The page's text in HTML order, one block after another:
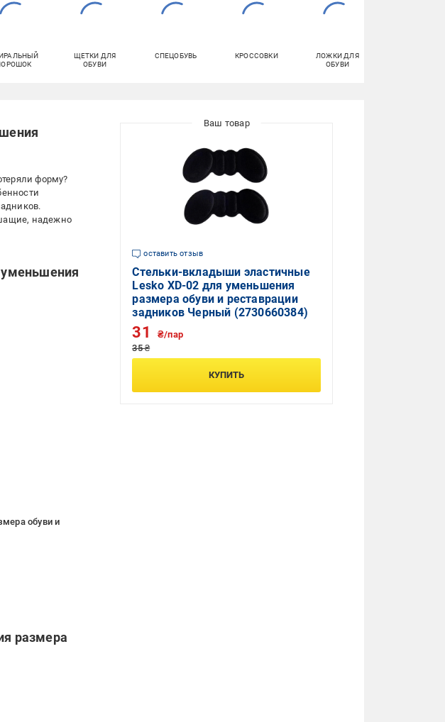
ЩЕТКИ ДЛЯ
ОБУВИ
СПЕЦОБУВЬ КРОССОВКИ
ЛОЖКИ ДЛЯ
ОБУВИ
форму?
надежно
уменьшения
обуви и
размера
оставить отзыв
Стельки-вкладыши эластичные
Lesko XD-02 для уменьшения
размера обуви и реставрации
задников Черный (2730660384)
35 ₴
31 ₴/пар
КУПИТЬ